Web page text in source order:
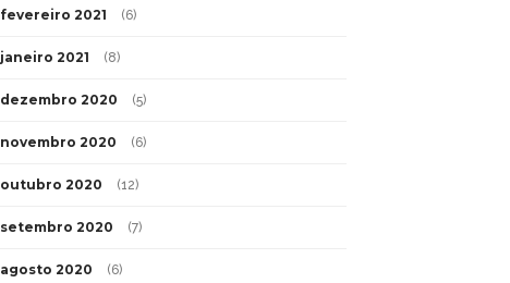
fevereiro 2021 (6)
janeiro 2021 (8)
dezembro 2020 (5)
novembro 2020 (6)
outubro 2020 (12)
setembro 2020 (7)
agosto 2020 (6)